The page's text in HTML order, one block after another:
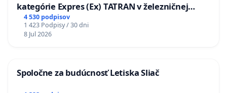
kategórie Expres (Ex) TATRAN v železničnej
stanici Púchov
4 530 podpisov
1 423 Podpisy / 30 dni
8 Jul 2026
Spoločne za budúcnosť Letiska Sliač